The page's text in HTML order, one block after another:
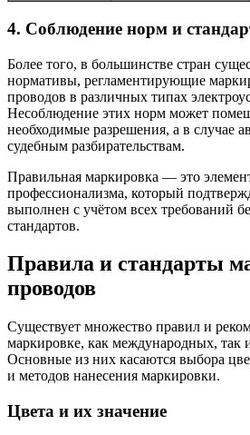
4. Соблюдение норм и
Более того, в большинстве стран
нормативы, регламентирующие
проводов в различных типах
Несоблюдение этих норм может
необходимые разрешения, а в случае
судебным разбирательствам.
Правильная маркировка — это
профессионализма, который
выполнен с учётом всех требований
стандартов.
Правила и стандарты
проводов
Существует множество правил и
маркировке, как международных, так
Основные из них касаются выбора
и методов нанесения маркировки.
Цвета и их значение